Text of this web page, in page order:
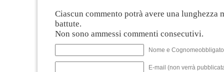
Ciascun commento potrà avere una lunghezza
battute.
Non sono ammessi commenti consecutivi.
Nome e
E-mail (non verrà